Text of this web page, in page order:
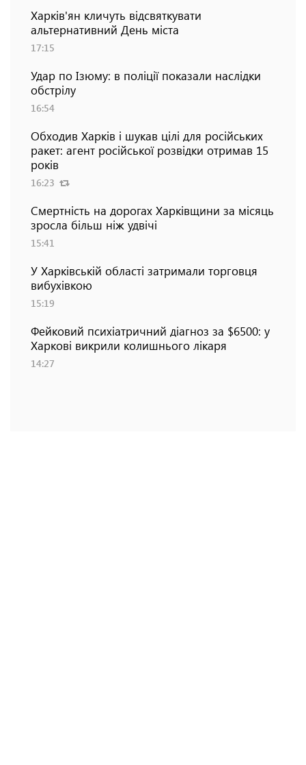
Харків'ян кличуть відсвяткувати
альтернативний День міста
17:15
Удар по Ізюму: в поліції показали наслідки
обстрілу
16:54
Обходив Харків і шукав цілі для російських
ракет: агент російської розвідки отримав 15
років
16:23
Смертність на дорогах Харківщини за місяць
зросла більш ніж удвічі
15:41
У Харківській області затримали торговця
вибухівкою
15:19
Фейковий психіатричний діагноз за $6500: у
Харкові викрили колишнього лікаря
14:27